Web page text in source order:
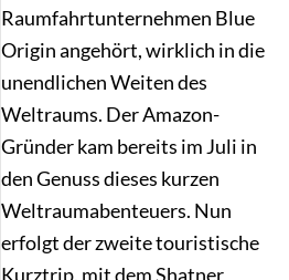
Raumfahrtunternehmen Blue
Origin angehört, wirklich in die
unendlichen Weiten des
Weltraums. Der Amazon-
Gründer kam bereits im Juli in
den Genuss dieses kurzen
Weltraumabenteuers. Nun
erfolgt der zweite touristische
Kurztrip, mit dem Shatner